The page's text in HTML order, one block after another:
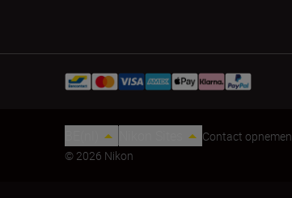
Contact opnemen
© 2026 Nikon